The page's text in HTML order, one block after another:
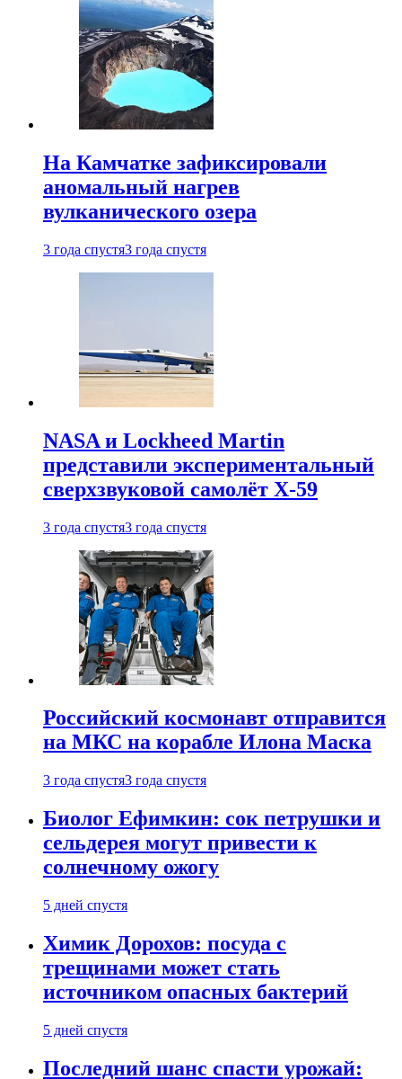
На Камчатке зафиксировали
аномальный нагрев
вулканического озера
3 года спустя3 года спустя
NASA и Lockheed Martin
представили экспериментальный
сверхзвуковой самолёт X-59
3 года спустя3 года спустя
Российский космонавт отправится
на МКС на корабле Илона Маска
3 года спустя3 года спустя
Биолог Ефимкин: сок петрушки и
сельдерея могут привести к
солнечному ожогу
5 дней спустя
Химик Дорохов: посуда с
трещинами может стать
источником опасных бактерий
5 дней спустя
Последний шанс спасти урожай: